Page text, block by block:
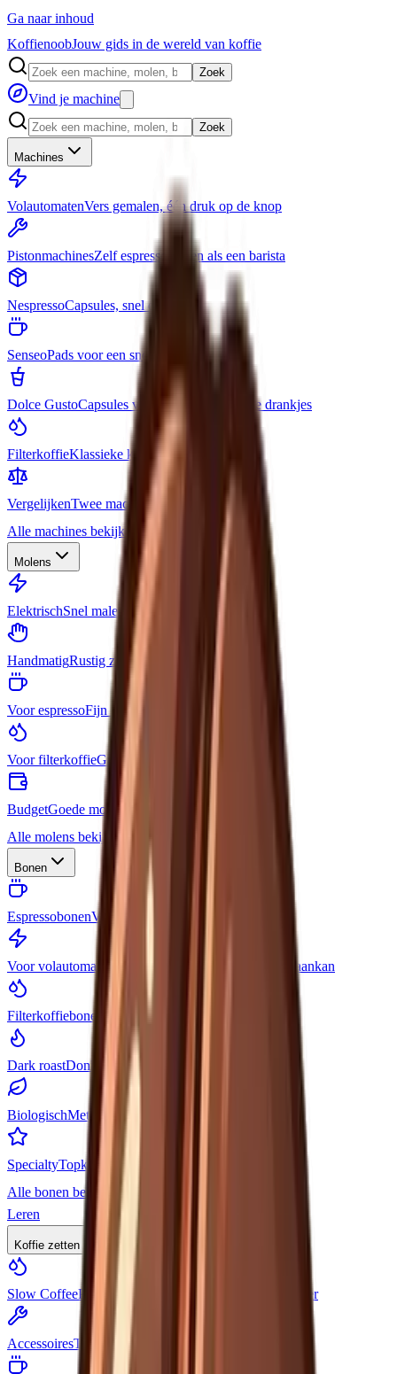
Ga naar inhoud
KoffienoobJouw gids in de wereld van koffie
Zoek
Vind je machine
Zoek
Machines
VolautomatenVers gemalen, één druk op de knop
PistonmachinesZelf espresso zetten als een barista
NespressoCapsules, snel en simpel
SenseoPads voor een snelle bak
Dolce GustoCapsules voor veel verschillende drankjes
FilterkoffieKlassieke kan koffie
VergelijkenTwee machines naast elkaar
Alle machines bekijken
Molens
ElektrischSnel malen met een druk op de knop
HandmatigRustig zelf malen
Voor espressoFijn en consistent maalwerk
Voor filterkoffieGrover maalwerk voor pour-over
BudgetGoede molens voor weinig geld
Alle molens bekijken
Bonen
EspressobonenVol van smaak en met crema
Voor volautomaat Bonen die je machine moeiteloos aankan
Filterkoffiebonen Helder en aromatisch
Dark roastDonker gebrand en stevig
BiologischMet biologisch keurmerk
SpecialtyTopkwaliteit, vaak single origin
Alle bonen bekijken
Leren
Koffie zetten
Slow CoffeePour-over, French press, moka pot en meer
AccessoiresTampers, weegschalen, melkkannen